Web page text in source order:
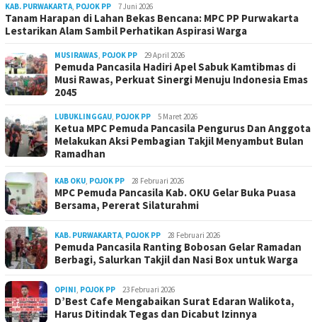
KAB. PURWAKARTA, POJOK PP 7 Juni 2026
Tanam Harapan di Lahan Bekas Bencana: MPC PP Purwakarta
Lestarikan Alam Sambil Perhatikan Aspirasi Warga
MUSIRAWAS, POJOK PP 29 April 2026
Pemuda Pancasila Hadiri Apel Sabuk Kamtibmas di
Musi Rawas, Perkuat Sinergi Menuju Indonesia Emas
2045
LUBUKLINGGAU, POJOK PP 5 Maret 2026
Ketua MPC Pemuda Pancasila Pengurus Dan Anggota
Melakukan Aksi Pembagian Takjil Menyambut Bulan
Ramadhan
KAB OKU, POJOK PP 28 Februari 2026
MPC Pemuda Pancasila Kab. OKU Gelar Buka Puasa
Bersama, Pererat Silaturahmi
KAB. PURWAKARTA, POJOK PP 28 Februari 2026
Pemuda Pancasila Ranting Bobosan Gelar Ramadan
Berbagi, Salurkan Takjil dan Nasi Box untuk Warga
OPINI, POJOK PP 23 Februari 2026
D’Best Cafe Mengabaikan Surat Edaran Walikota,
Harus Ditindak Tegas dan Dicabut Izinnya